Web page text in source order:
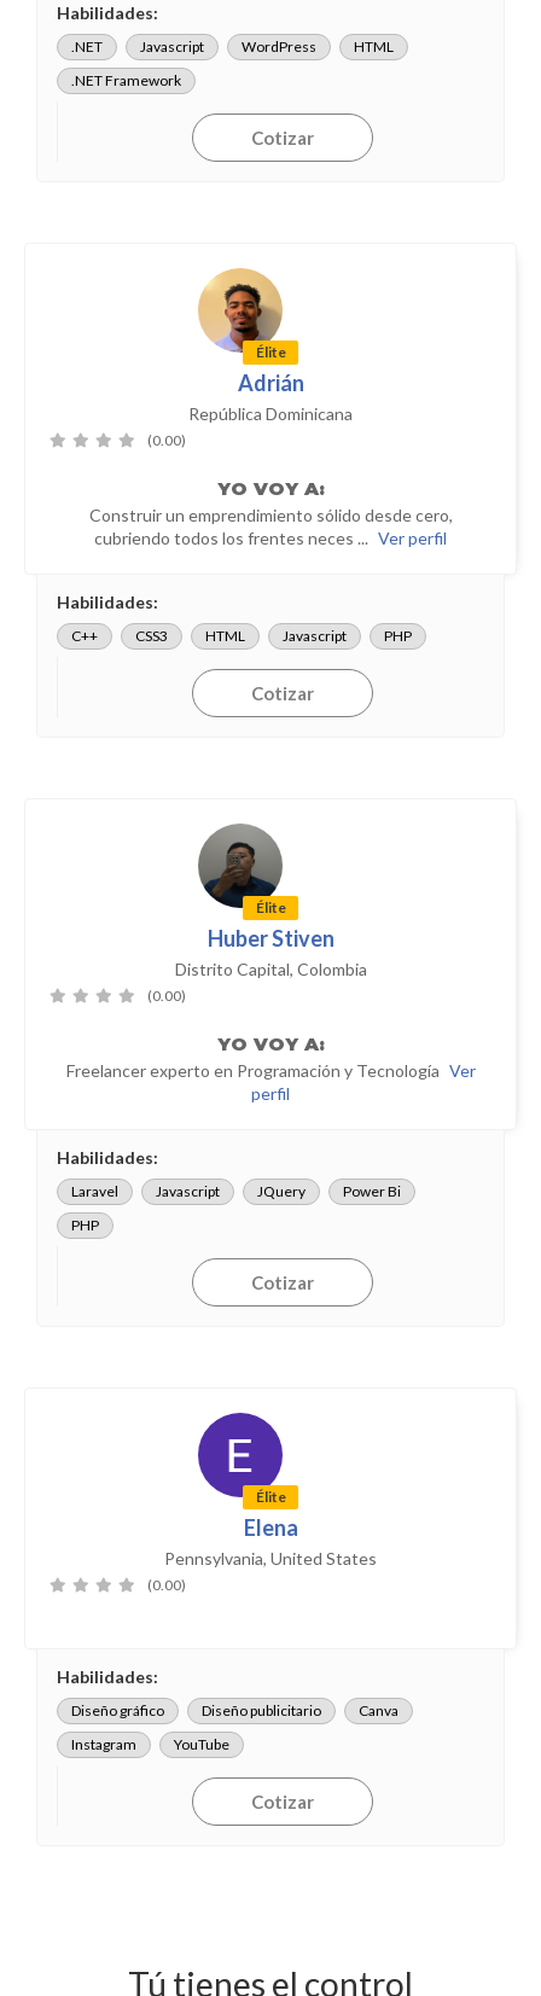
Habilidades:
.NET Javascript WordPress
HTML
.NET Framework
Cotizar
Élite
Adrián
República Dominicana
(0.00)
YO VOY A:
Construir un emprendimiento sólido desde cero,
cubriendo todos los frentes neces ... Ver perfil
Habilidades:
C++ CSS3 HTML Javascript PHP
Cotizar
Élite
Huber Stiven
Distrito Capital, Colombia
(0.00)
YO VOY A:
Freelancer experto en Programación y Tecnología Ver
perfil
Habilidades:
Laravel Javascript JQuery
Power Bi
PHP
Cotizar
Élite
Elena
Pennsylvania, United States
(0.00)
Habilidades:
Diseño gráfico Diseño publicitario
Canva
Instagram
YouTube
Cotizar
Tú tienes el control